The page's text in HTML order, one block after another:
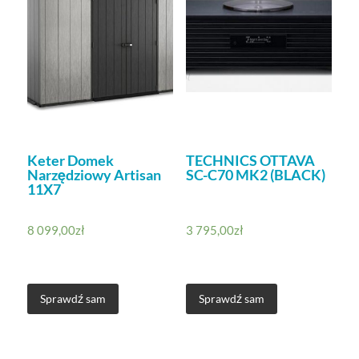
Keter Domek
Narzędziowy Artisan
11X7
8 099,00zł
Sprawdź sam
TECHNICS OTTAVA
SC-C70 MK2 (BLACK)
3 795,00zł
Sprawdź sam